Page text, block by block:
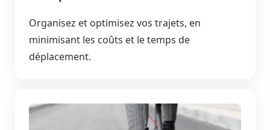
Organisez et optimisez vos trajets, en
minimisant les coûts et le temps de
déplacement.